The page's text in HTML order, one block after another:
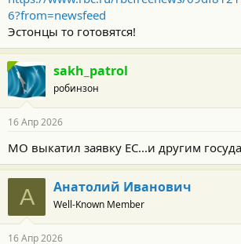
с
т
и
6?from=newsfeed
Эстонцы то готовятся!
sakh_patrol
робинзон
16 Апр 2026
МО выкатил заявку ЕС...и другим
А Анатолий Иванович
Well-Known Member
16 Апр 2026